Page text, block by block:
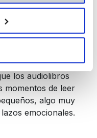
de descargar el
las voces, la
la calidad de la
los audiolibros
momentos de leer
algo muy
emocionales.